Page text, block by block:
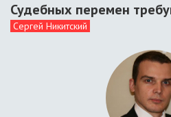
Судебных перемен
Сергей Никитский